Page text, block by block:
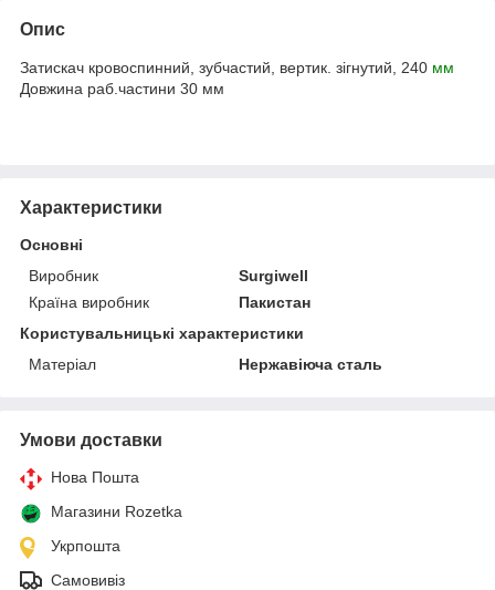
Опис
Затискач кровоспинний, зубчастий, вертик. зігнутий, 240 мм
Довжина раб.частини 30 мм
Характеристики
Основні
Виробник
Surgiwell
Країна виробник
Пакистан
Користувальницькі характеристики
Матеріал
Нержавіюча сталь
Умови доставки
Нова Пошта
Магазини Rozetka
Укрпошта
Самовивіз